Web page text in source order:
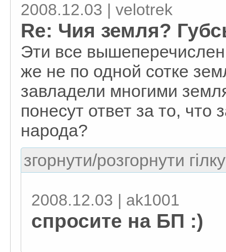
2008.12.03 | velotrek
Re: Чия земля?
Эти все
же не по одной сотке
завладели многими
понесут ответ за то,
народа?
згорнути/розгорнути
2008.12.03 | ak1001
спросите на БП :)